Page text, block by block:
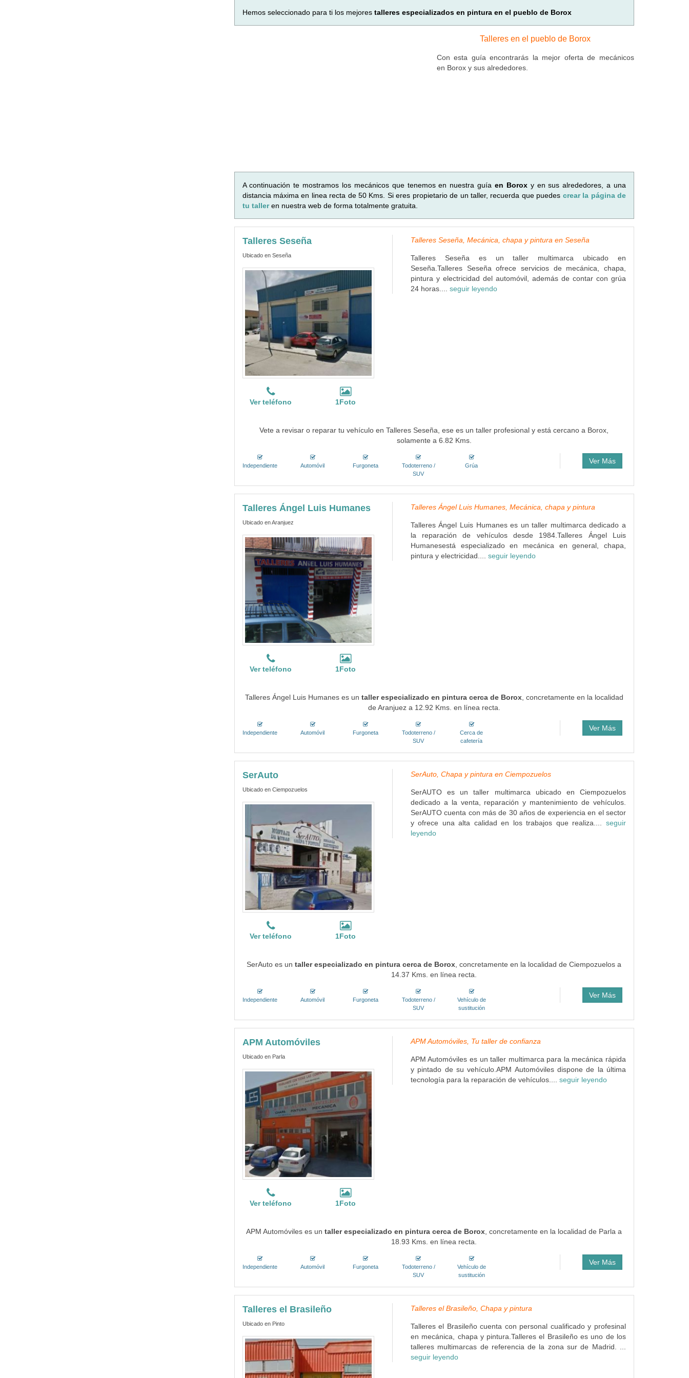
Hemos seleccionado para ti los mejores talleres especializados en pintura en el pueblo de Borox
Talleres en el pueblo de Borox
Con esta guía encontrarás la mejor oferta de mecánicos
en Borox y sus alrededores.
A continuación te mostramos los mecánicos que tenemos en nuestra guía en Boroxy en sus alrededores, a una
distancia máxima en linea recta de 50 Kms. Si eres propietario de un taller, recuerda que puedes crear la página de
tu talleren nuestra web de forma totalmente gratuita.
Talleres Seseña
Ubicado en Seseña
Ver teléfono 1Foto
Talleres Seseña, Mecánica, chapa y pintura en Seseña
Talleres Seseña es un taller multimarca ubicado en
Seseña.Talleres Seseña ofrece servicios de mecánica, chapa,
pintura y electricidad del automóvil, además de contar con grúa
24 horas.... seguir leyendo
Vete a revisar o reparar tu vehículo en Talleres Seseña, ese es un taller profesional y está cercano a Borox,
solamente a 6.82 Kms.
Independiente Automóvil Furgoneta
Todoterreno /
SUV
Grúa
Ver Más
Talleres Ángel Luis Humanes
Ubicado en Aranjuez
Ver teléfono 1Foto
Talleres Ángel Luis Humanes, Mecánica, chapa y pintura
Talleres Ángel Luis Humanes es un taller multimarca dedicado a
la reparación de vehículos desde 1984.Talleres Ángel Luis
Humanesestá especializado en mecánica en general, chapa,
pintura y electricidad.... seguir leyendo
Talleres Ángel Luis Humanes es un taller especializado en pintura cerca de Borox, concretamente en la localidad
de Aranjuez a 12.92 Kms. en línea recta.
Independiente Automóvil Furgoneta
Todoterreno /
SUV
Cerca de
cafetería
Ver Más
SerAuto
Ubicado en Ciempozuelos
Ver teléfono 1Foto
SerAuto, Chapa y pintura en Ciempozuelos
SerAUTO es un taller multimarca ubicado en Ciempozuelos
dedicado a la venta, reparación y mantenimiento de vehículos.
SerAUTO cuenta con más de 30 años de experiencia en el sector
y ofrece una alta calidad en los trabajos que realiza.... seguir
leyendo
SerAuto es untaller especializado en pintura cerca de Borox , concretamente en la localidad de Ciempozuelos a
14.37 Kms. en línea recta.
Independiente Automóvil Furgoneta
Todoterreno /
SUV
Vehículo de
sustitución
Ver Más
APM Automóviles
Ubicado en Parla
Ver teléfono 1Foto
APM Automóviles, Tu taller de confianza
APM Automóviles es un taller multimarca para la mecánica rápida
y pintado de su vehículo.APM Automóviles dispone de la última
tecnología para la reparación de vehículos.... seguir leyendo
APM Automóviles es untaller especializado en pintura cerca de Borox , concretamente en la localidad de Parla a
18.93 Kms. en línea recta.
Independiente Automóvil Furgoneta
Todoterreno /
SUV
Vehículo de
sustitución
Ver Más
Talleres el Brasileño
Ubicado en Pinto
Talleres el Brasileño, Chapa y pintura
Talleres el Brasileño cuenta con personal cualificado y profesinal
en mecánica, chapa y pintura.Talleres el Brasileño es uno de los
talleres multimarcas de referencia de la zona sur de Madrid. ...
seguir leyendo